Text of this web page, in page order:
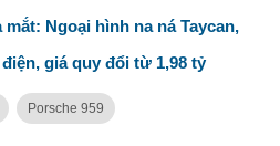
mắt: Ngoại hình na ná Taycan,
giá quy đổi từ 1,98 tỷ
Porsche 959